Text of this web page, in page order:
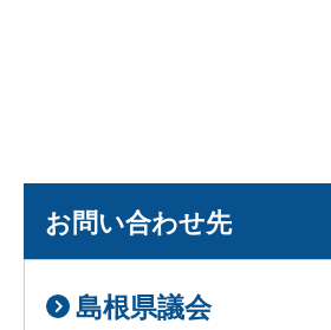
お問い合わせ先
島根県議会